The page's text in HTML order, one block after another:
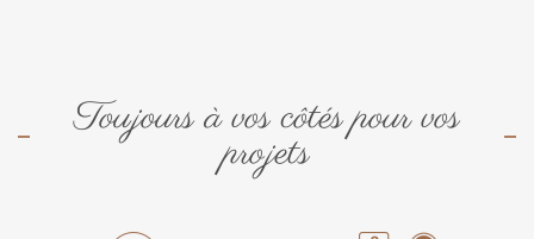
Toujours à vos côtés pour vos
projets